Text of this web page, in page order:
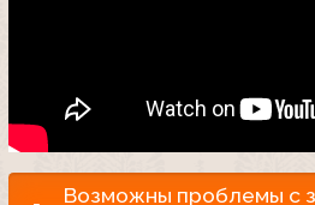
Возможны проблемы с